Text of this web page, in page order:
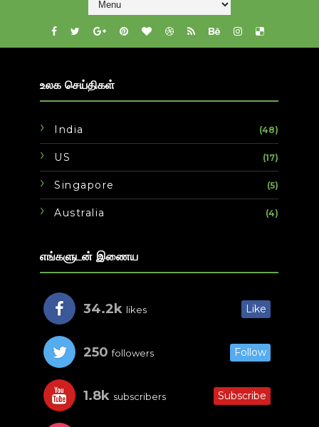
உலக செய்திகள்
India (48)
US (17)
Singapore (5)
Australia (4)
எங்களுடன் இணைய
34.2k likes Like
250 followers Follow
1.8k subscribers Subscribe